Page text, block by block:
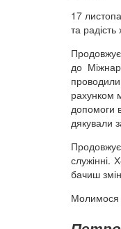
17
та
до
рахунком
допомоги
дякували
служінні.
бачиш
Молимося